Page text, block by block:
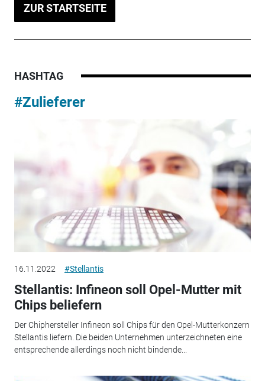
ZUR STARTSEITE
HASHTAG
#Zulieferer
16.11.2022 #Stellantis
Stellantis: Infineon soll Opel-Mutter mit
Chips beliefern
Der Chiphersteller Infineon soll Chips für den Opel-Mutterkonzern
Stellantis liefern. Die beiden Unternehmen unterzeichneten eine
entsprechende allerdings noch nicht bindende...